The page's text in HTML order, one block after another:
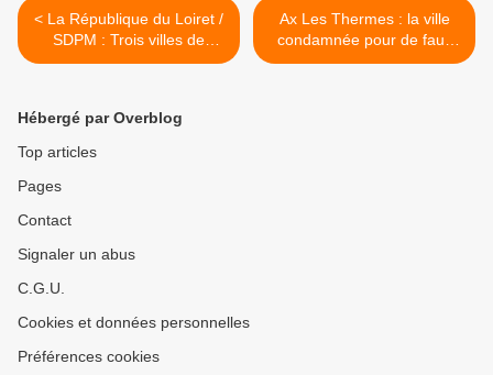
< La République du Loiret /
SDPM : Trois villes de
l’agglo arment déjà leurs
Ax Les Thermes : la ville
condamnée pour de faux
"gardes-champêtres" >
Hébergé par Overblog
Top articles
Pages
Contact
Signaler un abus
C.G.U.
Cookies et données personnelles
Préférences cookies